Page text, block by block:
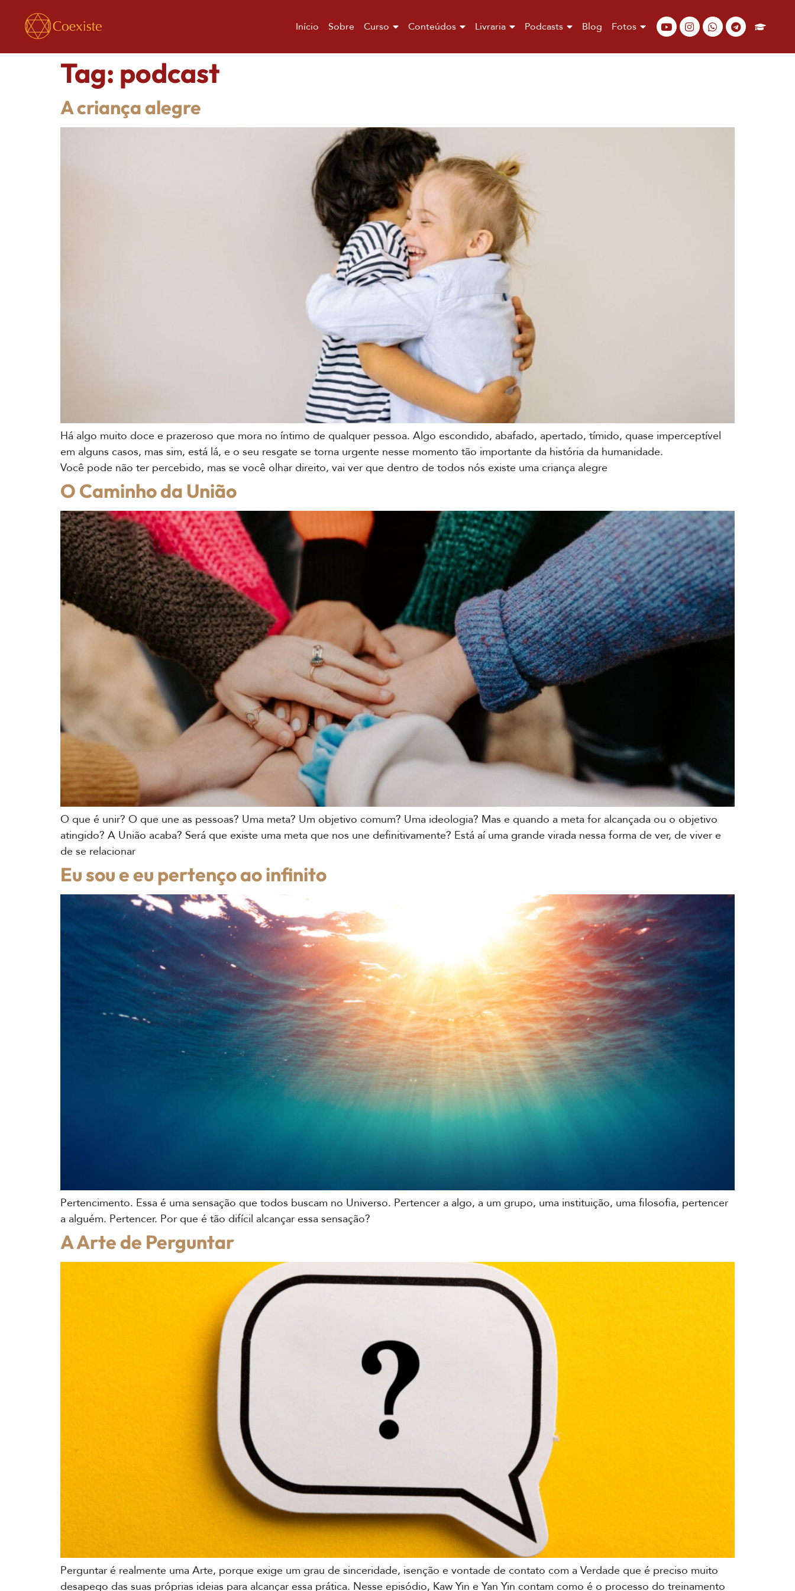
Início Sobre Curso Conteúdos Livraria Podcasts Blog Fotos
Tag: podcast
A criança alegre
Há algo muito doce e prazeroso que mora no íntimo de qualquer pessoa. Algo escondido, abafado, apertado, tímido, quase imperceptível
em alguns casos, mas sim, está lá, e o seu resgate se torna urgente nesse momento tão importante da história da humanidade.
Você pode não ter percebido, mas se você olhar direito, vai ver que dentro de todos nós existe uma criança alegre
O Caminho da União
O que é unir? O que une as pessoas? Uma meta? Um objetivo comum? Uma ideologia? Mas e quando a meta for alcançada ou o objetivo
atingido? A União acaba? Será que existe uma meta que nos une definitivamente? Está aí uma grande virada nessa forma de ver, de viver e
de se relacionar
Eu sou e eu pertenço ao infinito
Pertencimento. Essa é uma sensação que todos buscam no Universo. Pertencer a algo, a um grupo, uma instituição, uma filosofia, pertencer
a alguém. Pertencer. Por que é tão difícil alcançar essa sensação?
A Arte de Perguntar
Perguntar é realmente uma Arte, porque exige um grau de sinceridade, isenção e vontade de contato com a Verdade que é preciso muito
desapego das suas próprias ideias para alcançar essa prática. Nesse episódio, Kaw Yin e Yan Yin contam como é o processo do treinamento